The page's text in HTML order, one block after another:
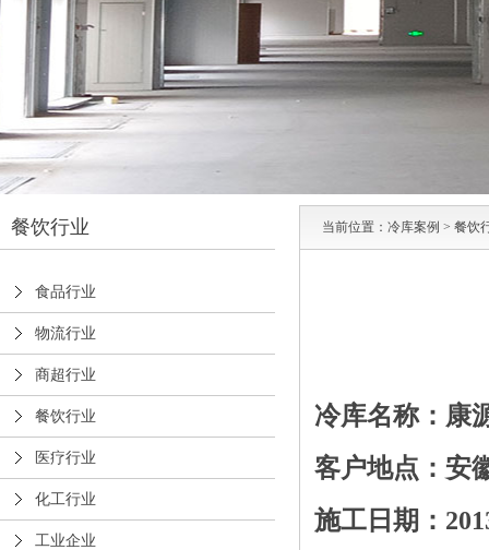
餐饮行业
食品行业
物流行业
商超行业
餐饮行业
医疗行业
化工行业
工业企业
当前位置： 冷库案例 > 餐饮
冷库名称：康
客户地点：安
施工日期：